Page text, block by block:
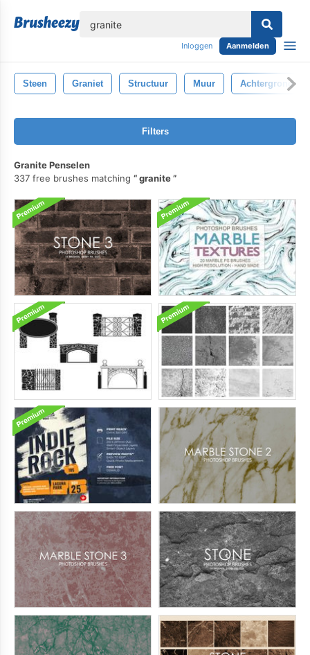
Inloggen Aanmelden
Steen Graniet Structuur Muur Achtergrond
Filters
Granite Penselen
337 free brushes matching
granite